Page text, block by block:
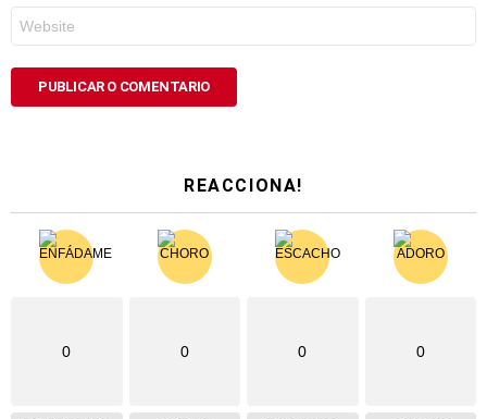
REACCIONA!
0 0 0 0